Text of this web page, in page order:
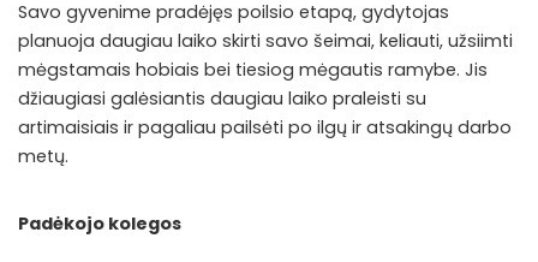
Savo gyvenime pradėjęs poilsio etapą, gydytojas
planuoja daugiau laiko skirti savo šeimai, keliauti, užsiimti
mėgstamais hobiais bei tiesiog mėgautis ramybe. Jis
džiaugiasi galėsiantis daugiau laiko praleisti su
artimaisiais ir pagaliau pailsėti po ilgų ir atsakingų darbo
metų.
Padėkojo kolegos